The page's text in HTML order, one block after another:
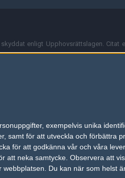
exempelvis unika
samt för att utveckla och förbättra
för att godkänna vår och våra
att neka samtycke. Observera att
Du kan när som helst
enligt Upphovsrättslagen.
enskild skribent och
frågor rörande sajten kan du skicka
information så som t.ex.
cookies kan du stänga av
av lagen om elektronisk